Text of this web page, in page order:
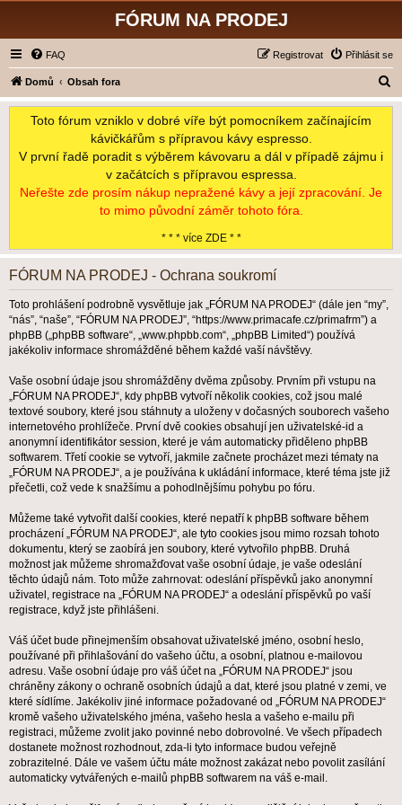
FÓRUM NA PRODEJ
FAQ Přihlásit se
Registrovat
Domů Obsah fora
l
Toto fórum vzniklo v dobré víře být pomocníkem začínajícím
kávičkářům s přípravou kávy espresso.
V první řadě poradit s výběrem kávovaru a dál v případě zájmu i
v začátcích s přípravou espressa.
Neřešte zde prosím nákup nepražené kávy a její zpracování. Je
to mimo původní záměr tohoto fóra.
* * * více ZDE * *
FÓRUM NA PRODEJ - Ochrana soukromí
Toto prohlášení podrobně vysvětluje jak „FÓRUM NA PRODEJ“ (dále jen “my”,
“nás”, “naše”, “FÓRUM NA PRODEJ”, “https://www.primacafe.cz/primafrm”) a
phpBB („phpBB software“, „www.phpbb.com“, „phpBB Limited“) používá
jakékoliv informace shromážděné během každé vaší návštěvy.
Vaše osobní údaje jsou shromážděny dvěma způsoby. Prvním při vstupu na
„FÓRUM NA PRODEJ“, kdy phpBB vytvoří několik cookies, což jsou malé
textové soubory, které jsou stáhnuty a uloženy v dočasných souborech vašeho
internetového prohlížeče. První dvě cookies obsahují jen uživatelské-id a
anonymní identifikátor session, které je vám automaticky přiděleno phpBB
softwarem. Třetí cookie se vytvoří, jakmile začnete procházet mezi tématy na
„FÓRUM NA PRODEJ“, a je používána k ukládání informace, které téma jste již
přečetli, což vede k snažšímu a pohodlnějšímu pohybu po fóru.
Můžeme také vytvořit další cookies, které nepatří k phpBB software během
procházení „FÓRUM NA PRODEJ“, ale tyto cookies jsou mimo rozsah tohoto
dokumentu, který se zaobírá jen soubory, které vytvořilo phpBB. Druhá
možnost jak můžeme shromažďovat vaše osobní údaje, je vaše odeslání
těchto údajů nám. Toto může zahrnovat: odeslání příspěvků jako anonymní
uživatel, registrace na „FÓRUM NA PRODEJ“ a odeslání příspěvků po vaší
registrace, když jste přihlášeni.
Váš účet bude přinejmenším obsahovat uživatelské jméno, osobní heslo,
používané při přihlašování do vašeho účtu, a osobní, platnou e-mailovou
adresu. Vaše osobní údaje pro váš účet na „FÓRUM NA PRODEJ“ jsou
chráněny zákony o ochraně osobních údajů a dat, které jsou platné v zemi, ve
které sídlíme. Jakékoliv jiné informace požadované od „FÓRUM NA PRODEJ“
kromě vašeho uživatelského jména, vašeho hesla a vašeho e-mailu při
registraci, můžeme zvolit jako povinné nebo dobrovolné. Ve všech případech
dostanete možnost rozhodnout, zda-li tyto informace budou veřejně
zobrazitelné. Dále ve vašem účtu máte možnost zakázat nebo povolit zasílání
automaticky vytvářených e-mailů phpBB softwarem na váš e-mail.